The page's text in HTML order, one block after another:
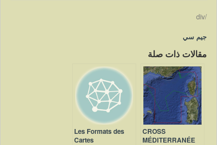
/div
جيم سي
مقالات ذات صلة
CROSS
MÉDITERRANÉE
Les Formats des
Cartes